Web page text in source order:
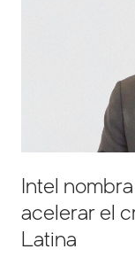
Intel
acelerar el
Latina